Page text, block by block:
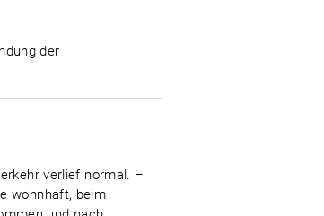
der
verlief normal. –
wohnhaft, beim